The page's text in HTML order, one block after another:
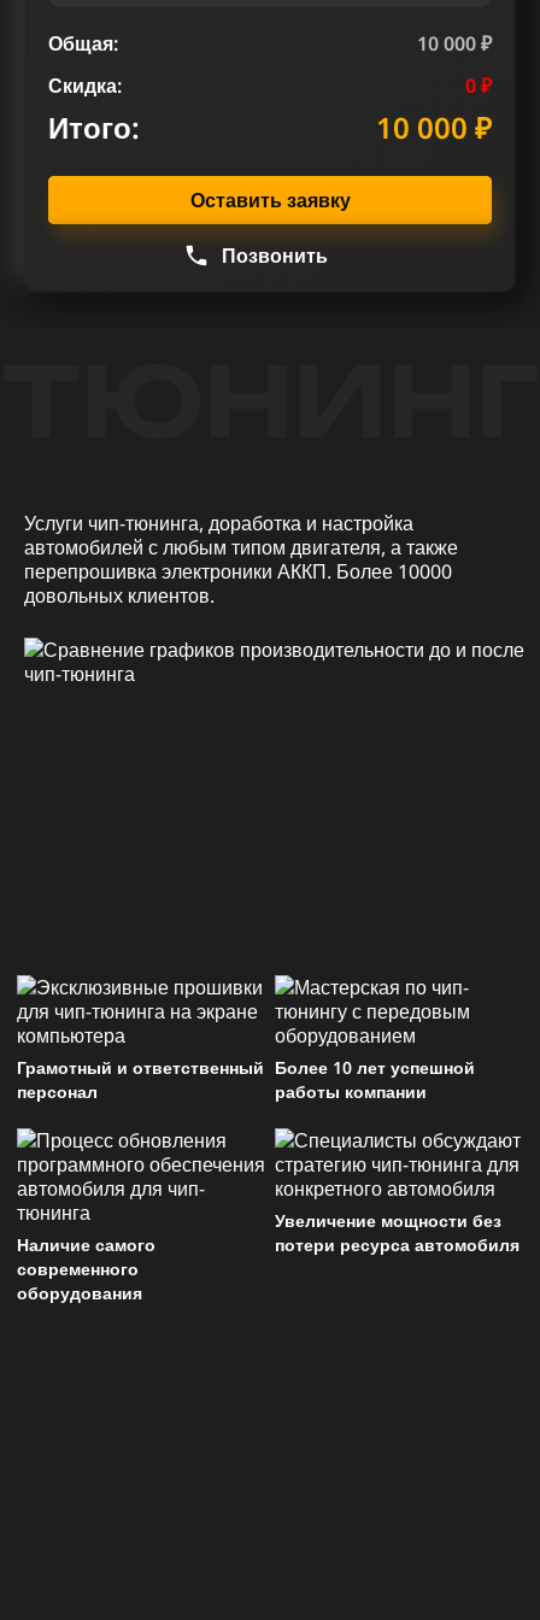
Общая:
10 000 ₽
Скидка:
0 ₽
Итого: 10 000 ₽
Оставить заявку
Позвонить
Услуги чип-тюнинга, доработка и настройка
автомобилей с любым типом двигателя, а также
перепрошивка электроники АККП. Более 10000
довольных клиентов.
Грамотный и ответственный
персонал
Более 10 лет успешной
работы компании
Наличие самого
современного
оборудования
Увеличение мощности без
потери ресурса автомобиля